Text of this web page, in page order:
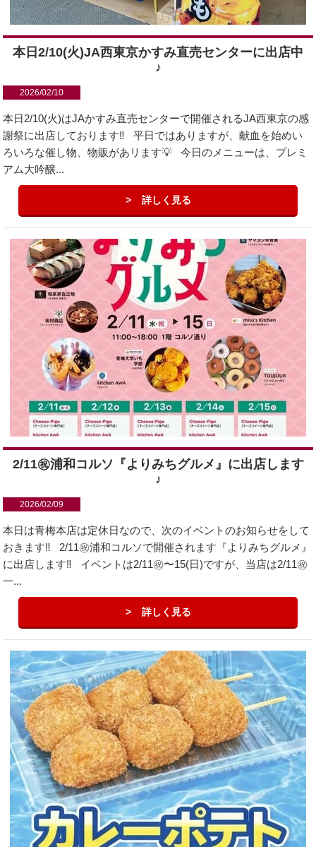
本日2/10(火)JA西東京かすみ直売センターに出店中
♪
2026/02/10
本日2/10(火)はJAかすみ直売センターで開催されるJA西東京の感
謝祭に出店しております‼️ 平日ではありますが、献血を始めい
ろいろな催し物、物販があリます💡 今日のメニューは、プレミ
アム大吟醸...
詳しく見る
2/11㊗︎浦和コルソ『よりみちグルメ』に出店します
♪
2026/02/09
本日は青梅本店は定休日なので、次のイベントのお知らせをして
おきます‼️ 2/11㊗︎浦和コルソで開催されます『よりみちグルメ』
に出店します‼️ イベントは2/11㊗︎〜15(日)ですが、当店は2/11㊗︎
一...
詳しく見る